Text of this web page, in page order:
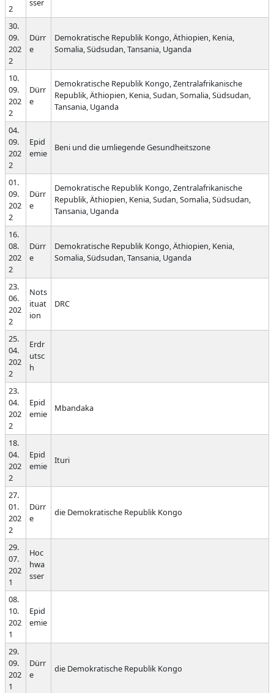
2
sser
30.
09.
202
2
Dürr
e
Demokratische Republik Kongo, Äthiopien, Kenia,
Somalia, Südsudan, Tansania, Uganda
10.
09.
202
2
Dürr
e
Demokratische Republik Kongo, Zentralafrikanische
Republik, Äthiopien, Kenia, Sudan, Somalia, Südsudan,
Tansania, Uganda
04.
09.
202
2
Epid
emie
Beni und die umliegende Gesundheitszone
01.
09.
202
2
Dürr
e
Demokratische Republik Kongo, Zentralafrikanische
Republik, Äthiopien, Kenia, Sudan, Somalia, Südsudan,
Tansania, Uganda
16.
08.
202
2
Dürr
e
Demokratische Republik Kongo, Äthiopien, Kenia,
Somalia, Südsudan, Tansania, Uganda
23.
06.
202
2
Nots
ituat
ion
DRC
25.
04.
202
2
Erdr
utsc
h
23.
04.
202
2
Epid
emie
Mbandaka
18.
04.
202
2
Epid
emie
Ituri
27.
01.
202
2
Dürr
e
die Demokratische Republik Kongo
29.
07.
202
1
Hoc
hwa
sser
08.
10.
202
1
Epid
emie
29.
09.
202
1
Dürr
e
die Demokratische Republik Kongo